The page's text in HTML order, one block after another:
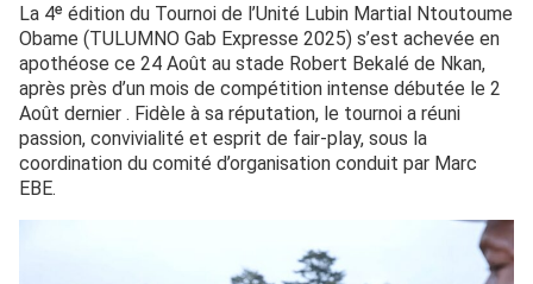
La 4ᵉ édition du Tournoi de l’Unité Lubin Martial Ntoutoume
Obame (TULUMNO Gab Expresse 2025) s’est achevée en
apothéose ce 24 Août au stade Robert Bekalé de Nkan,
après près d’un mois de compétition intense débutée le 2
Août dernier . Fidèle à sa réputation, le tournoi a réuni
passion, convivialité et esprit de fair-play, sous la
coordination du comité d’organisation conduit par Marc
EBE.